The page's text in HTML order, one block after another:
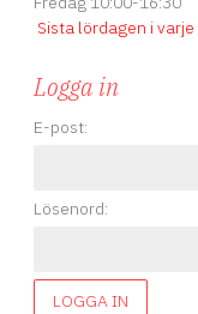
Sista lördagen i
Logga in
E-post:
Lösenord:
LOGGA IN